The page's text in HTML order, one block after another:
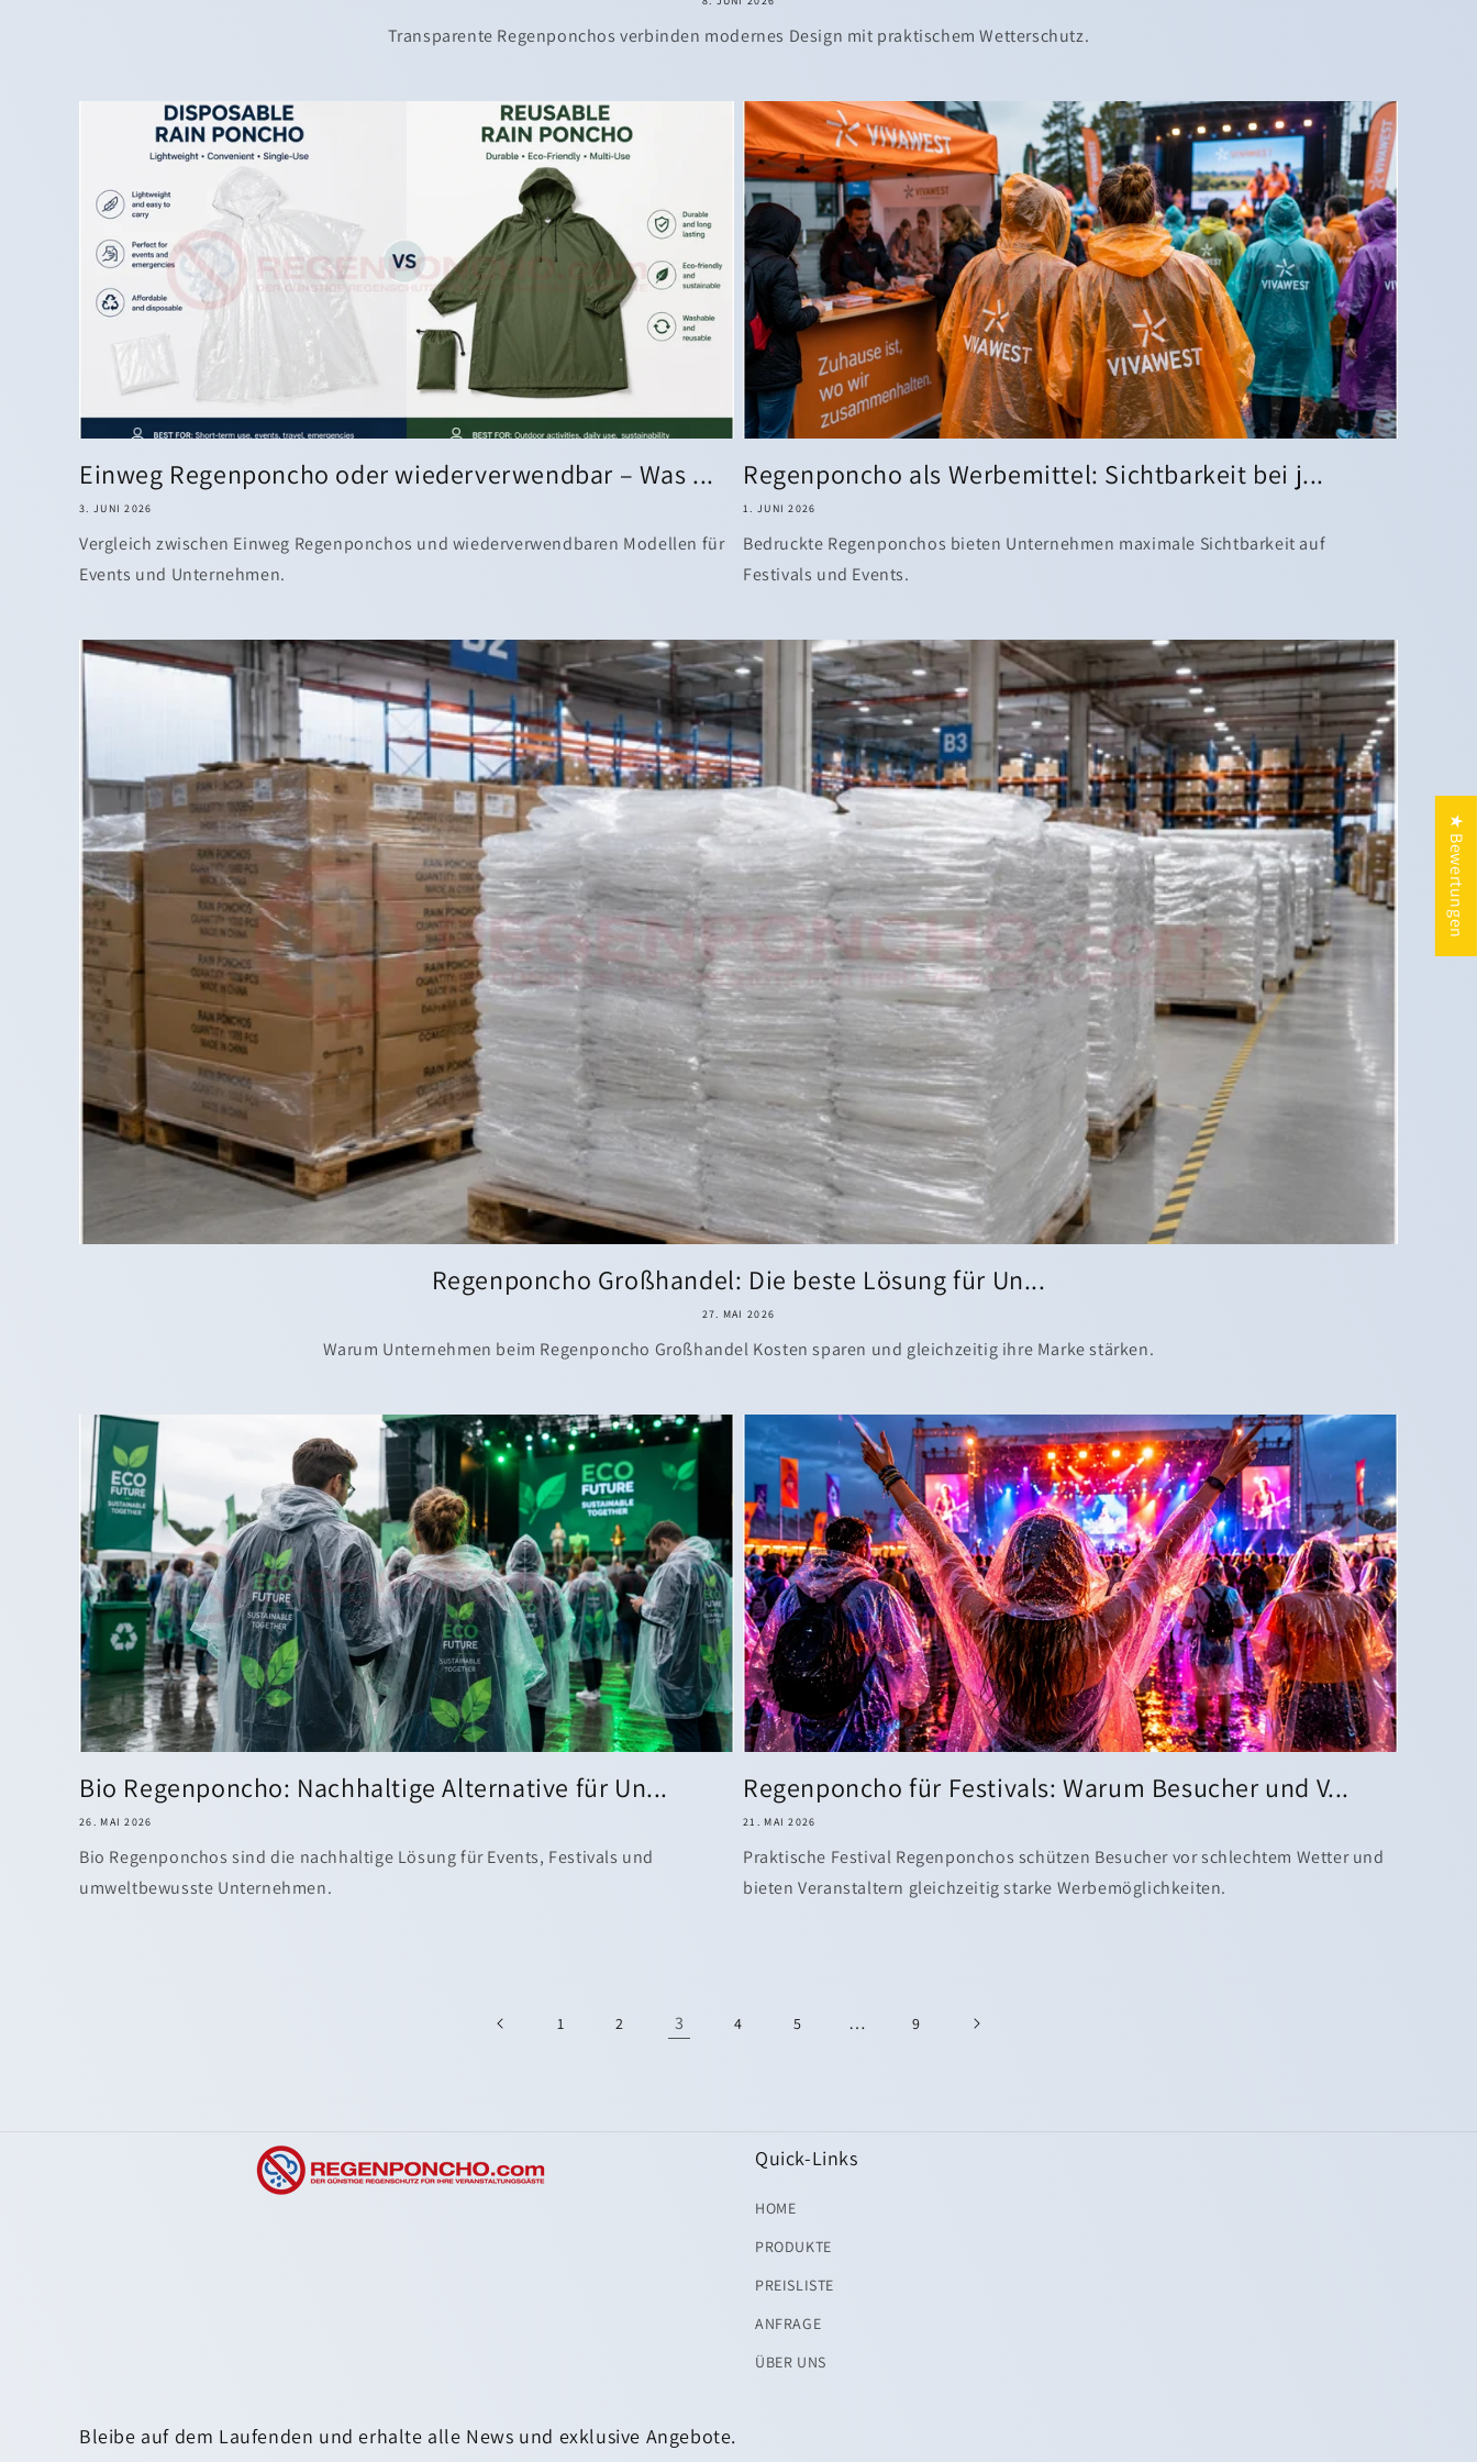
Transparente Regenponchos verbinden modernes Design mit praktischem Wetterschutz.
Einweg Regenponcho oder wiederverwendbar – Was ...
3. JUNI 2026
Vergleich zwischen Einweg Regenponchos und wiederverwendbaren Modellen für
Events und Unternehmen.
Regenponcho als Werbemittel: Sichtbarkeit bei j...
1. JUNI 2026
Bedruckte Regenponchos bieten Unternehmen maximale Sichtbarkeit auf
Festivals und Events.
Regenponcho Großhandel: Die beste Lösung für Un...
27. MAI 2026
Warum Unternehmen beim Regenponcho Großhandel Kosten sparen und gleichzeitig ihre Marke stärken.
Bio Regenponcho: Nachhaltige Alternative für Un...
26. MAI 2026
Bio Regenponchos sind die nachhaltige Lösung für Events, Festivals und
umweltbewusste Unternehmen.
Regenponcho für Festivals: Warum Besucher und V...
21. MAI 2026
Praktische Festival Regenponchos schützen Besucher vor schlechtem Wetter und
bieten Veranstaltern gleichzeitig starke Werbemöglichkeiten.
1 2 3 4 5 … 9
Quick-Links
HOME
PRODUKTE
PREISLISTE
ANFRAGE
ÜBER UNS
Bleibe auf dem Laufenden und erhalte alle News und exklusive Angebote.
★ Bewertungen